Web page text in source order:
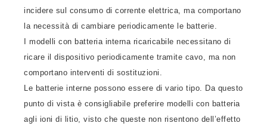
incidere sul consumo di corrente elettrica, ma comportano
la necessità di cambiare periodicamente le batterie.
I modelli con batteria interna ricaricabile necessitano di
ricare il dispositivo periodicamente tramite cavo, ma non
comportano interventi di sostituzioni.
Le batterie interne possono essere di vario tipo. Da questo
punto di vista è consigliabile preferire modelli con batteria
agli ioni di litio, visto che queste non risentono dell’effetto